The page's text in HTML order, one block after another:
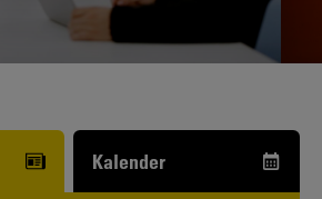
på att börja studera? Våra
karriärvägledare kan hjälpa
Kalender